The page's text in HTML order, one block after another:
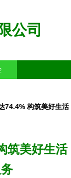
公司
74.4% 构筑美好生活
筑美好生活